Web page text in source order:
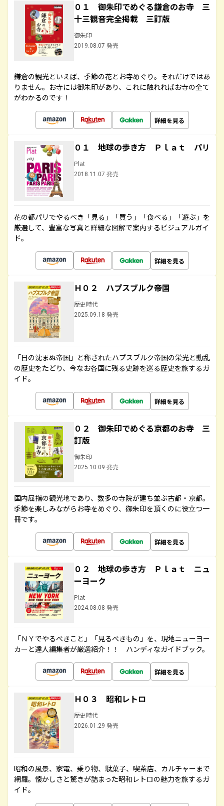
０１ 御朱印でめぐる鎌倉のお寺 三
十三観音完全掲載 三訂版
御朱印
2019.08.07 発売
鎌倉の観光といえば、季節の花とお寺めぐり。それだけではあ
りません。お寺には御朱印があり、これに触れればお寺の全て
がわかるのです！
詳細を見る
０１ 地球の歩き方 Ｐｌａｔ パリ
Plat
2018.11.07 発売
花の都パリでやるべき「見る」「買う」「食べる」「遊ぶ」を
厳選して、豊富な写真と詳細な図解で案内するビジュアルガイ
ド。
詳細を見る
Ｈ０２ ハプスブルク帝国
歴史時代
2025.09.18 発売
「日の沈まぬ帝国」と称されたハプスブルク帝国の栄光と動乱
の歴史をたどり、今なお各国に残る史跡を巡る歴史を旅するガ
イド。
詳細を見る
０２ 御朱印でめぐる京都のお寺 三
訂版
御朱印
2025.10.09 発売
国内屈指の観光地であり、数多の寺院が建ち並ぶ古都・京都。
季節を楽しみながらお寺をめぐり、御朱印を頂くのに役立つ一
冊です。
詳細を見る
０２ 地球の歩き方 Ｐｌａｔ ニュ
ーヨーク
Plat
2024.08.08 発売
「ＮＹでやるべきこと」「見るべきもの」を、現地ニューヨー
カーと達人編集者が厳選紹介！！ ハンディなガイドブック。
詳細を見る
Ｈ０３ 昭和レトロ
歴史時代
2026.01.29 発売
昭和の風景、家電、乗り物、駄菓子、喫茶店、カルチャーまで
網羅。懐かしさと驚きが詰まった昭和レトロの魅力を旅するガ
イド。